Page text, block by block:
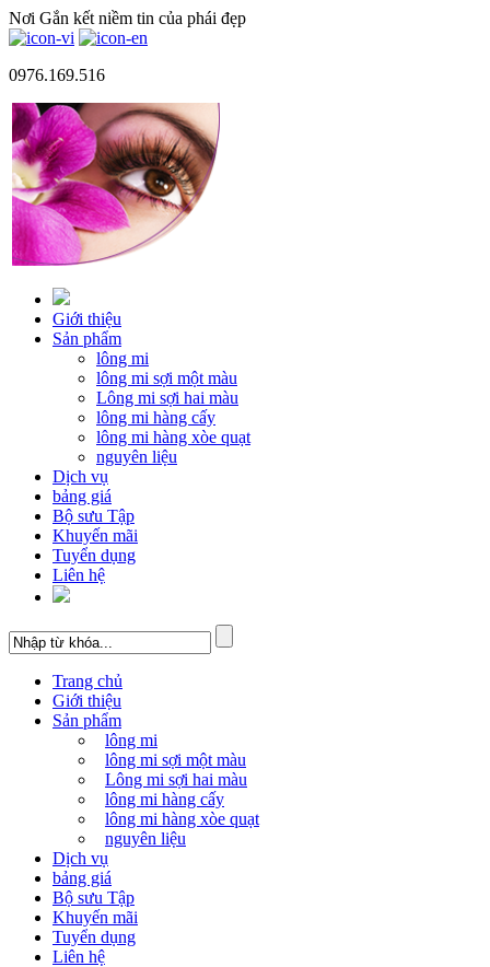
Nơi Gắn kết niềm tin của phái đẹp
0976.169.516
Giới thiệu
Sản phẩm
lông mi
lông mi sợi một màu
Lông mi sợi hai màu
lông mi hàng cấy
lông mi hàng xòe quạt
nguyên liệu
Dịch vụ
bảng giá
Bộ sưu Tập
Khuyến mãi
Tuyển dụng
Liên hệ
Trang chủ
Giới thiệu
Sản phẩm
lông mi
lông mi sợi một màu
Lông mi sợi hai màu
lông mi hàng cấy
lông mi hàng xòe quạt
nguyên liệu
Dịch vụ
bảng giá
Bộ sưu Tập
Khuyến mãi
Tuyển dụng
Liên hệ